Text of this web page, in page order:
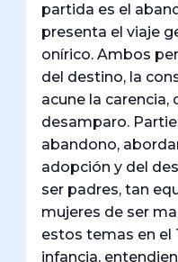
partida es el
presenta el viaje
onírico. Ambos
del destino, la
acune la carencia,
desamparo.
abandono,
adopción y del
ser padres, tan
mujeres de ser
estos temas en el
infancia,